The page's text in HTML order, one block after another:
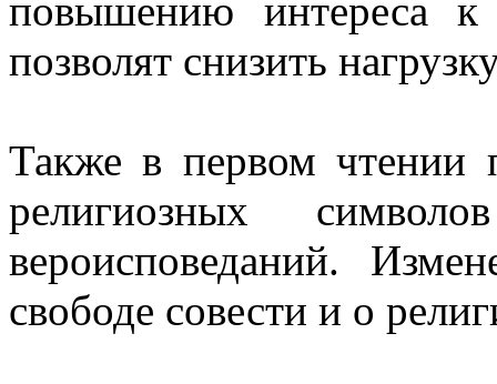
повышению интереса к
позволят снизить
Также в первом чтении
религиозных
вероисповеданий.
свободе совести и о